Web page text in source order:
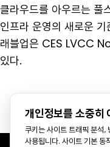
클라우드를 아우르는 풀
인프라 운영의 새로운
래블업은 CES LVCC
있다.
개인정보를 소중히
쿠키는 사이트 트래픽 분석,
사용됩니다. 사이트 기본 동